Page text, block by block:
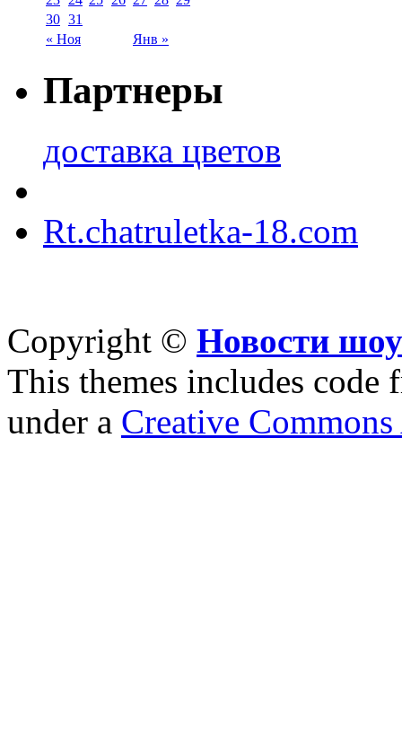
« Ноя Янв »
30 31
Партнеры
доставка цветов
Rt.chatruletka-18.com
Copyright © Новости
This themes includes code
under a Creative